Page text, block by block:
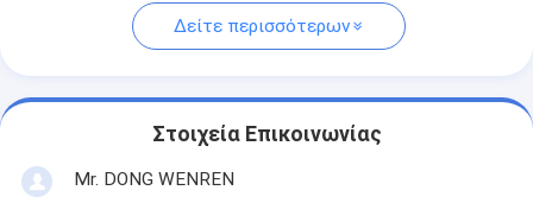
Δείτε περισσότερων
Στοιχεία Επικοινωνίας
Mr. DONG WENREN